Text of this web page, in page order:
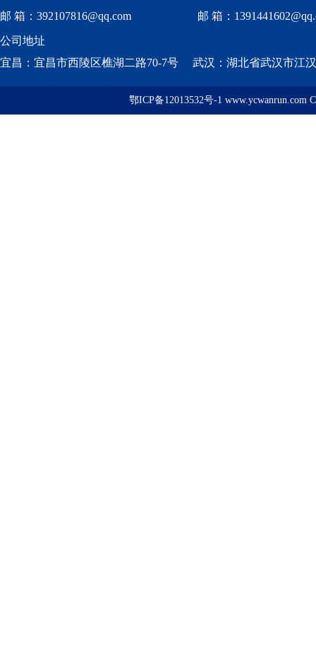
邮 箱：392107816@qq.com 邮 箱：
公司地址
宜昌：宜昌市西陵区樵湖二路70-7号 武汉：湖北省武汉市江
鄂ICP备12013532号-1